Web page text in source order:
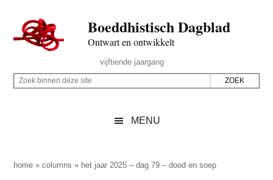
naar
de
inhoud
secondary
naar
de
sidebar
naar
de
Boeddhistisch Dagblad
Ontwart en ontwikkelt
Rechts
vijftiende jaargang
Z
p
Z
i
MENU
home »columns » het jaar 2025 – dag 79 – dood en soep